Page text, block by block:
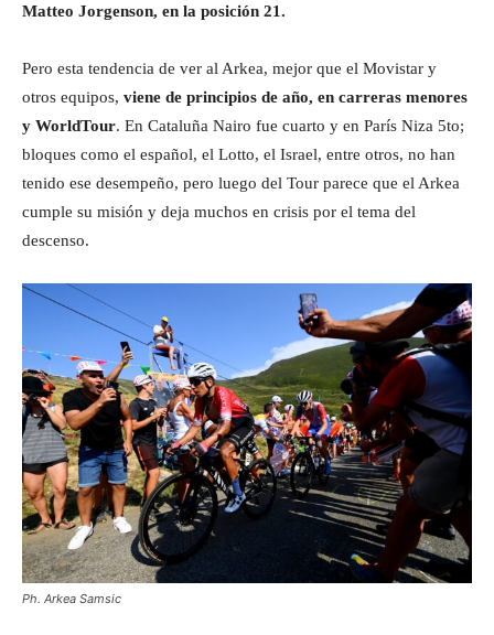
Matteo Jorgenson, en la posición 21.
Pero esta tendencia de ver al Arkea, mejor que el Movistar y
otros equipos, viene de principios de año, en carreras menores
y WorldTour. En Cataluña Nairo fue cuarto y en París Niza 5to;
bloques como el español, el Lotto, el Israel, entre otros, no han
tenido ese desempeño, pero luego del Tour parece que el Arkea
cumple su misión y deja muchos en crisis por el tema del
descenso.
Ph. Arkea Samsic